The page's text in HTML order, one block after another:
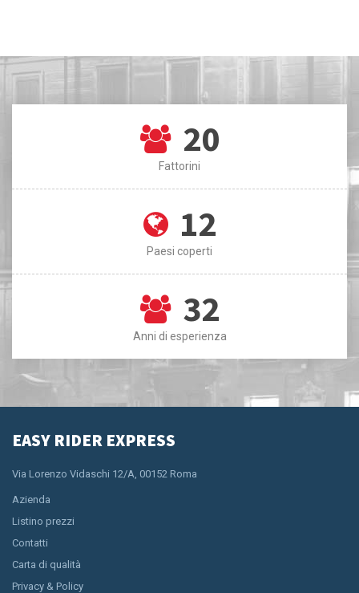
20
Fattorini
12
Paesi coperti
32
Anni di esperienza
EASY RIDER EXPRESS
Via Lorenzo Vidaschi 12/A, 00152 Roma
Azienda
Listino prezzi
Contatti
Carta di qualità
Privacy & Policy